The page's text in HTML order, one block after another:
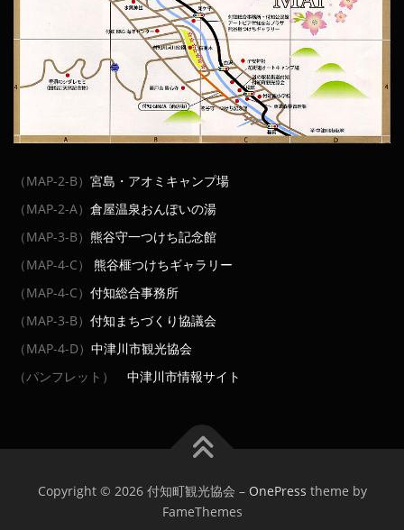
（MAP-2-B） 宮島・アオミキャンプ場
（MAP-2-A） 倉屋温泉おんぽいの湯
（MAP-3-B） 熊谷守一つけち記念館
（MAP-4-C）
熊谷榧つけちギャラリー
（MAP-4-C） 付知総合事務所
（MAP-3-B） 付知まちづくり協議会
（MAP-4-D） 中津川市観光協会
（パンフレット）
中津川市情報サイト
Copyright © 2026 付知町観光協会 – OnePress theme by
FameThemes